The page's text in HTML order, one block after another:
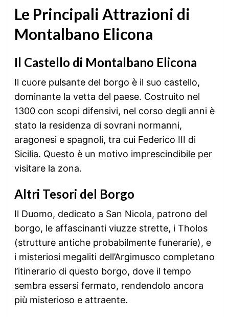
Le Principali Attrazioni di
Montalbano Elicona
Il Castello di Montalbano Elicona
Il cuore pulsante del borgo è il suo castello,
dominante la vetta del paese. Costruito nel
1300 con scopi difensivi, nel corso degli anni è
stato la residenza di sovrani normanni,
aragonesi e spagnoli, tra cui Federico III di
Sicilia. Questo è un motivo imprescindibile per
visitare la zona.
Altri Tesori del Borgo
Il Duomo, dedicato a San Nicola, patrono del
borgo, le affascinanti viuzze strette, i Tholos
(strutture antiche probabilmente funerarie), e
i misteriosi megaliti dell’Argimusco completano
l’itinerario di questo borgo, dove il tempo
sembra essersi fermato, rendendolo ancora
più misterioso e attraente.